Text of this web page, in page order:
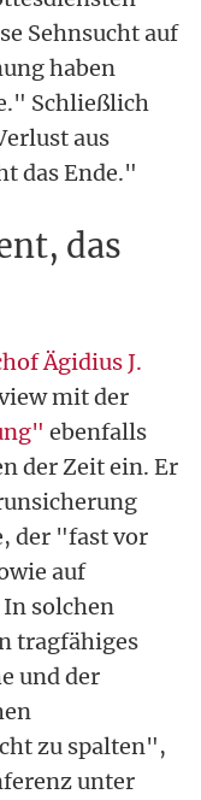
Sehnsucht auf
haben
Schließlich
aus
das Ende."
das
Ägidius J.
mit der
ebenfalls
der Zeit ein. Er
der "fast vor
auf
solchen
tragfähiges
und der
zu spalten",
unter